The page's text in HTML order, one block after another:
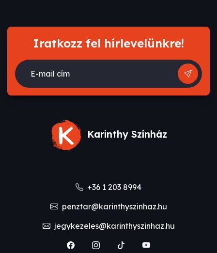
Iratkozz fel hírlevelünkre!
E-mail cím
Karinthy Színház
+36 1 203 8994
penztar@karinthyszinhaz.hu
jegykezeles@karinthyszinhaz.hu